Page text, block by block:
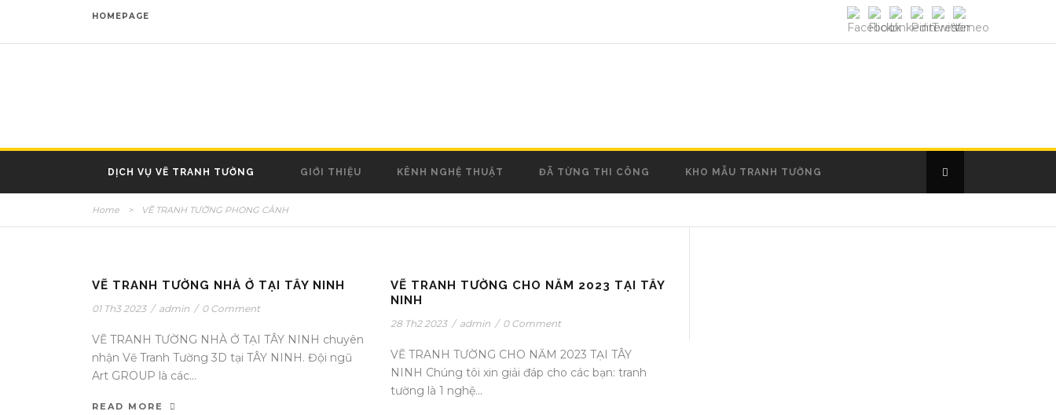
HOMEPAGE
DỊCH VỤ VẼ TRANH TƯỜNG GIỚI THIỆU KÊNH NGHỆ THUẬT ĐÃ TỪNG THI CÔNG KHO MẪU TRANH TƯỜNG
Home > VẼ TRANH TƯỜNG PHONG CẢNH
VẼ TRANH TƯỜNG NHÀ Ở TẠI TÂY NINH
01 Th3 2023 / admin / 0 Comment
VẼ TRANH TƯỜNG NHÀ Ở TẠI TÂY NINH chuyên
nhận Vẽ Tranh Tường 3D tại TÂY NINH. Đội ngũ
Art GROUP là các...
READ MORE
VẼ TRANH TƯỜNG CHO NĂM 2023 TẠI TÂY
NINH
28 Th2 2023 / admin / 0 Comment
VẼ TRANH TƯỜNG CHO NĂM 2023 TẠI TÂY
NINH Chúng tôi xin giải đáp cho các bạn: tranh
tường là 1 nghệ...